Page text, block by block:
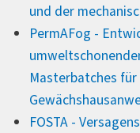
und der
PermAFog -
Masterbatches
FOSTA -